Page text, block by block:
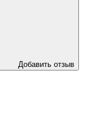
Добавить отзыв